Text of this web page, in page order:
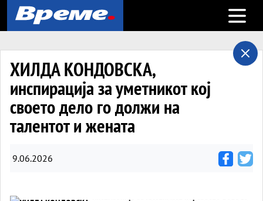
Open
ХИЛДА КОНДОВСКА,
инспирација за уметникот кој
своето дело го должи на
талентот и жената
9.06.2026